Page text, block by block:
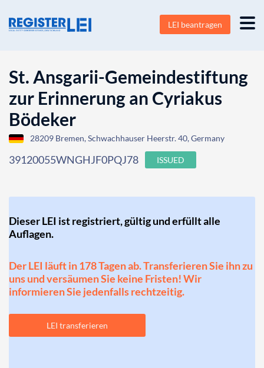
LEI beantragen
St. Ansgarii-Gemeindestiftung
zur Erinnerung an Cyriakus
Bödeker
28209 Bremen, Schwachhauser Heerstr. 40, Germany
39120055WNGHJF0PQJ78 ISSUED
Dieser LEI ist registriert, gültig und erfüllt alle
Auflagen.
Der LEI läuft in 178 Tagen ab. Transferieren Sie ihn zu
uns und versäumen Sie keine Fristen! Wir
informieren Sie jedenfalls rechtzeitig.
LEI transferieren